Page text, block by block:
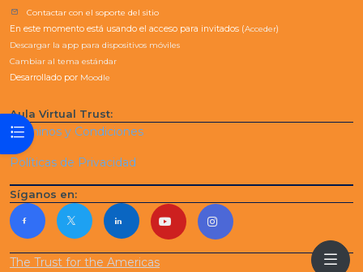
Abrir índice del curso
Contactar con el soporte del sitio
En este momento está usando el acceso para invitados (Acceder)
Descargar la app para dispositivos móviles
Cambiar al tema estándar
Desarrollado por Moodle
Aula Virtual Trust:
Términos y Condiciones
Políticas de Privacidad
Síganos en:
The Trust for the Americas